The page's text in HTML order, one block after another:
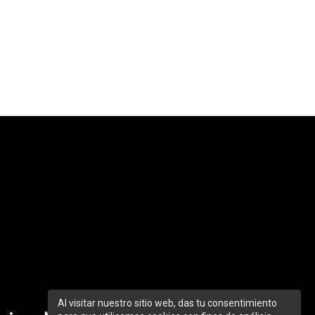
Al visitar nuestro sitio web, das tu consentimiento